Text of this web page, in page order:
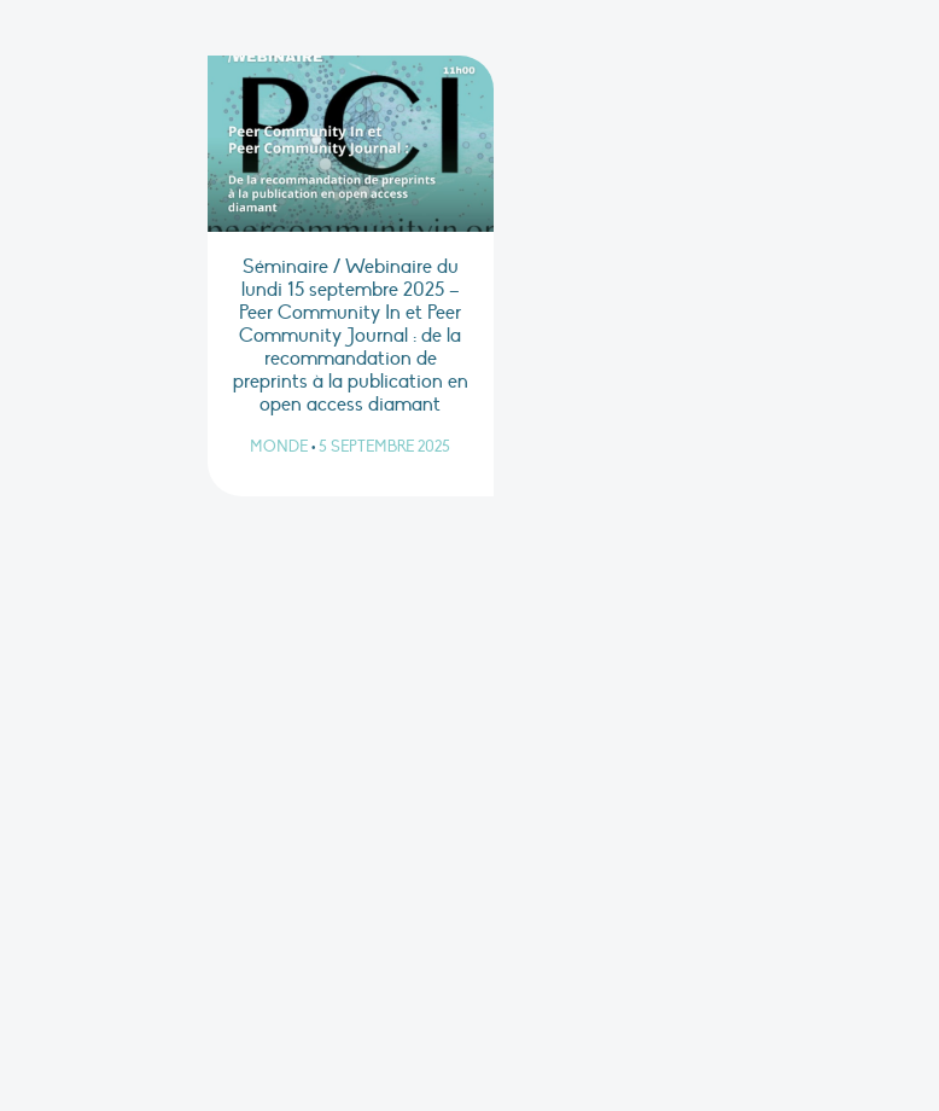
Séminaire / Webinaire du
lundi 15 septembre 2025 –
Peer Community In et Peer
Community Journal : de la
recommandation de
preprints à la publication en
open access diamant
MONDE • 5 SEPTEMBRE 2025